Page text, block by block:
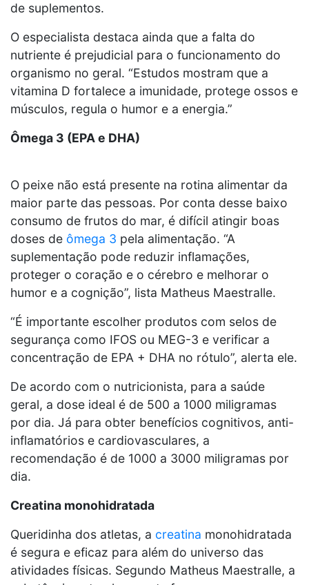
de suplementos.
O especialista destaca ainda que a falta do
nutriente é prejudicial para o funcionamento do
organismo no geral. “Estudos mostram que a
vitamina D fortalece a imunidade, protege ossos e
músculos, regula o humor e a energia.”
Ômega 3 (EPA e DHA)
O peixe não está presente na rotina alimentar da
maior parte das pessoas. Por conta desse baixo
consumo de frutos do mar, é difícil atingir boas
doses de ômega 3 pela alimentação. “A
suplementação pode reduzir inflamações,
proteger o coração e o cérebro e melhorar o
humor e a cognição”, lista Matheus Maestralle.
“É importante escolher produtos com selos de
segurança como IFOS ou MEG-3 e verificar a
concentração de EPA + DHA no rótulo”, alerta ele.
De acordo com o nutricionista, para a saúde
geral, a dose ideal é de 500 a 1000 miligramas
por dia. Já para obter benefícios cognitivos, anti-
inflamatórios e cardiovasculares, a
recomendação é de 1000 a 3000 miligramas por
dia.
Creatina monohidratada
Queridinha dos atletas, a creatina monohidratada
é segura e eficaz para além do universo das
atividades físicas. Segundo Matheus Maestralle, a